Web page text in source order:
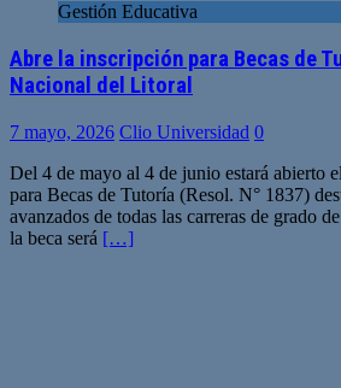
Gestión Educativa
Abre la inscripción para Becas de
Nacional del Litoral
7 mayo, 2026 Clio Universidad 0
Del 4 de mayo al 4 de junio estará abierto
para Becas de Tutoría (Resol. N° 1837)
avanzados de todas las carreras de grado
la beca será […]